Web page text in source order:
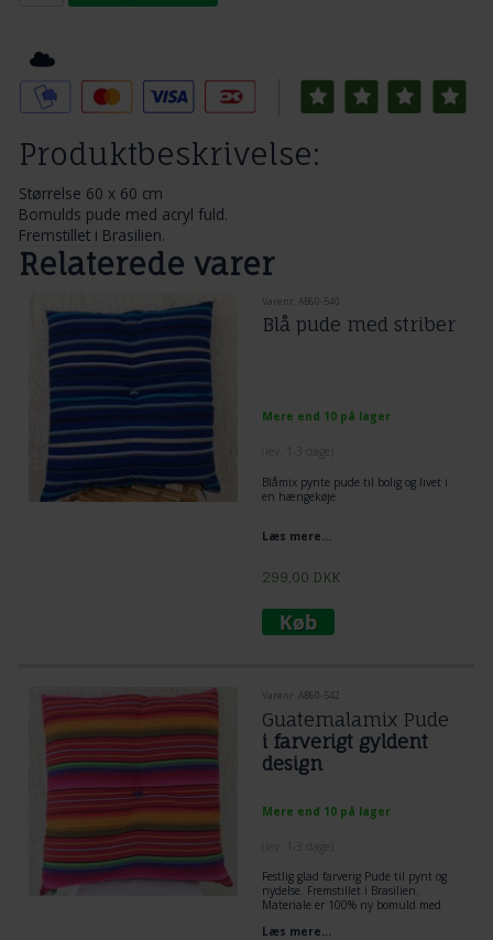
Produktbeskrivelse:
Størrelse 60 x 60 cm
Bomulds pude med acryl fuld.
Fremstillet i Brasilien.
Relaterede varer
Varenr. AB60-540
Blå pude med striber
Mere end 10 på lager
Blåmix pynte pude til bolig og livet i
en hængekøje
Læs mere...
299,00 DKK
Varenr. AB60-542
Guatemalamix Pude
i farverigt gyldent
design
Mere end 10 på lager
Festlig glad farverig Pude til pynt og
nydelse. Fremstillet i Brasilien.
Materiale er 100% ny bomuld med
Læs mere...